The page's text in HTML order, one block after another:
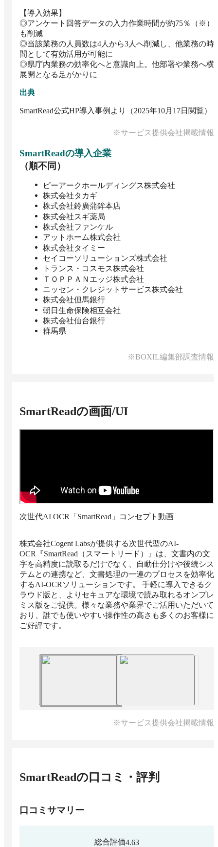
【導入効果】
◎アンケート回答データの入力作業時間が約75％（※）
も削減
◎当該業務の人員数は4人から3人へ削減し、他業務の時
間として有効活用が可能に
◎県庁内業務の効率化へと意識向上。他部署や業務へ横
展開となる足がかりに
出典
SmartRead公式HP導入事例より（2025年10月17日閲覧）
※サービス提供会社掲載情報
SmartReadの導入企業
（順不同）
ピーアークホールディングス株式会社
株式会社タカギ
株式会社鈴廣蒲鉾本店
株式会社スギ薬局
株式会社ファンケル
アットホーム株式会社
株式会社タイミー
セイコーソリューションズ株式会社
トランス・コスモス株式会社
ＴＯＰＰＡＮエッジ株式会社
ニッセン・クレジットサービス株式会社
株式会社但馬銀行
朝日生命保険相互会社
株式会社仙台銀行
群馬県
※BOXIL編集部調査情報
SmartReadの画面/UI
次世代AI OCR「SmartRead」コンセプト動画
株式会社Cogent Labsが提供する次世代型のAI-
OCR『SmartRead（スマートリード）』は、文書内の文
字を高精度に読取るだけでなく、自動仕分けや後続シス
テムとの連携など、文書処理の一連のプロセスを効率化
するAI-OCRソリューションです。 手軽に導入できるク
ラウド版と、よりセキュアな環境で読み取れるオンプレ
ミス版をご提供。様々な業務や業界でご活用いただいて
おり、誰でも使いやすい操作性の高さも多くのお客様に
ご好評です。
※サービス提供会社掲載情報
SmartReadの口コミ・評判
口コミサマリー
総合評価4.63